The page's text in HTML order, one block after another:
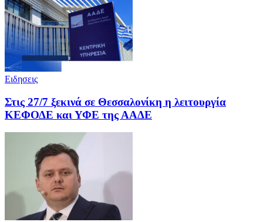
Ειδησεις
Στις 27/7 ξεκινά σε Θεσσαλονίκη η λειτουργία
ΚΕΦΟΔΕ και ΥΦΕ της ΑΑΔΕ